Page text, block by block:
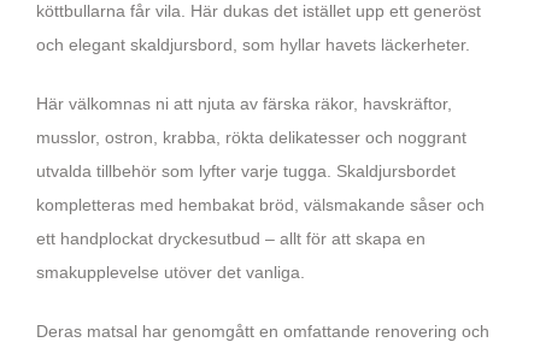
köttbullarna får vila. Här dukas det istället upp ett generöst
och elegant skaldjursbord, som hyllar havets läckerheter.
Här välkomnas ni att njuta av färska räkor, havskräftor,
musslor, ostron, krabba, rökta delikatesser och noggrant
utvalda tillbehör som lyfter varje tugga. Skaldjursbordet
kompletteras med hembakat bröd, välsmakande såser och
ett handplockat dryckesutbud – allt för att skapa en
smakupplevelse utöver det vanliga.
Deras matsal har genomgått en omfattande renovering och